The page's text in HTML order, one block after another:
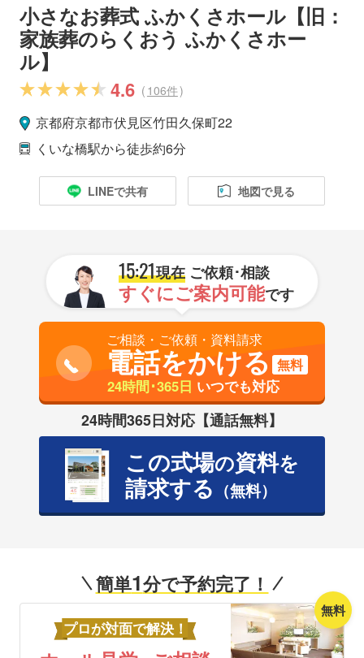
小さなお葬式 ふかくさホール【旧：
家族葬のらくおう ふかくさホー
ル】
4.6 ( 106件)
京都府京都市伏見区竹田久保町22
くいな橋駅から徒歩約6分
LINEで共有 地図で見る
15:21現在ご依頼･相談
すぐにご案内可能です
ご相談・ご依頼・資料請求
電話をかける 無料
24時間･365日 いつでも対応
24時間365日対応【通話無料】
この式場の資料を
請求する （無料）
簡単1分で予約完了！
無料
プロが対面で解決！